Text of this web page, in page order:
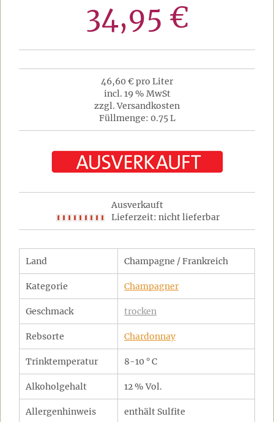
34,95 €
46,60 € pro Liter
incl. 19 % MwSt
zzgl. Versandkosten
Füllmenge: 0.75 L
Ausverkauft
Lieferzeit: nicht lieferbar
Land Champagne / Frankreich
Kategorie Champagner
Geschmack trocken
Rebsorte Chardonnay
Trinktemperatur 8-10 ° C
Alkoholgehalt 12 % Vol.
Allergenhinweis enthält Sulfite